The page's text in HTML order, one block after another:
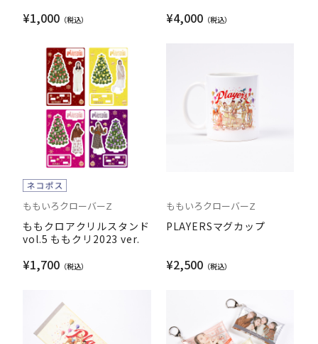
¥1,000 ¥4,000
ももいろクローバーZ
ももクロアクリルスタンド
vol.5 ももクリ2023 ver.
¥1,700
ももいろクローバーZ
PLAYERSマグカップ
¥2,500